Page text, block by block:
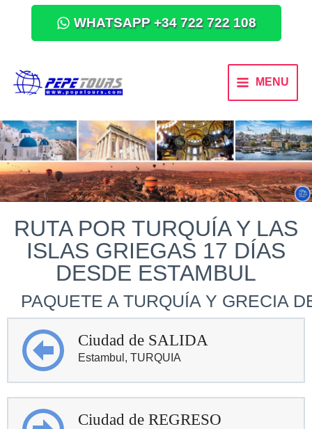
WHATSAPP +34 722 722 108
MENU
RUTA POR TURQUÍA Y LAS
ISLAS GRIEGAS 17 DÍAS
DESDE ESTAMBUL
PAQUETE A TURQUÍA Y GRECIA
Ciudad de SALIDA
Estambul, TURQUIA
Ciudad de REGRESO